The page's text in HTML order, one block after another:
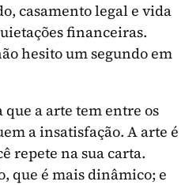
casamento legal e vida
financeiras.
hesito um segundo em
a arte tem entre os
a insatisfação. A arte é
repete na sua carta.
que é mais dinâ­mico; e